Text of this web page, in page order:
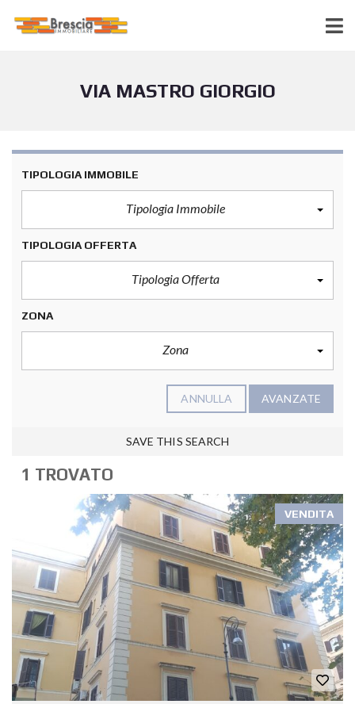
VIA MASTRO GIORGIO
TIPOLOGIA IMMOBILE
Tipologia Immobile
TIPOLOGIA OFFERTA
Tipologia Offerta
ZONA
Zona
ANNULLA AVANZATE
SAVE THIS SEARCH
1 TROVATO
VENDITA